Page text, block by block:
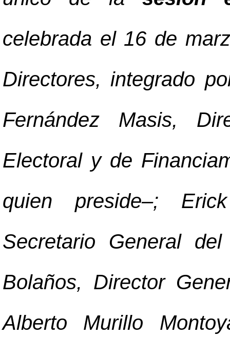
celebrada el 16 de
Directores, integrado
Fernández Masis,
Electoral y de
quien preside–; Erick
Secretario General
Bolaños, Director
Alberto Murillo